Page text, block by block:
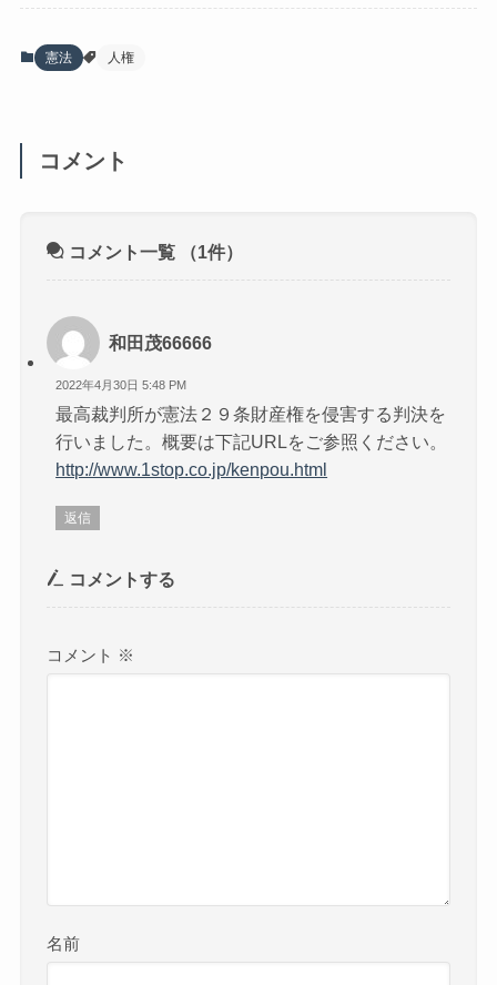
憲法 人権
コメント
コメント一覧 （1件）
和田茂66666
2022年4月30日 5:48 PM
最高裁判所が憲法２９条財産権を侵害する判決を
行いました。概要は下記URLをご参照ください。
http://www.1stop.co.jp/kenpou.html
返信
コメントする
コメント ※
名前